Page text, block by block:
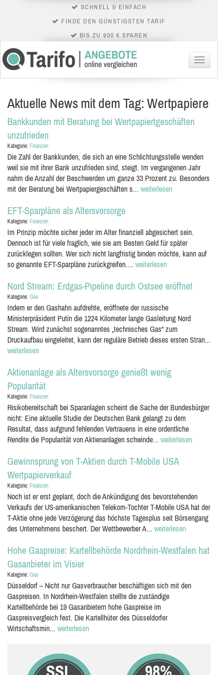
SCHNELL & EINFACH
FINDE DEN GÜNSTIGSTEN TARIF
BIS ZU 900 € SPAREN
Menü
Aktuelle News mit dem Tag: Wertpapiere
Bankkunden mit Beratung bei Wertpapiertgeschäften
unzufrieden
Kategorie: Finanzen
Die Zahl der Bankkunden, die sich an eine Schlichtungsstelle wenden
weil sie mit ihrer Bank unzufrieden sind, steigt. Im vergangenen Jahr
nahm die Anzahl der Beschwerden um ganze 33 Prozent zu. Besonders
mit der Beratung bei Wertpapiergeschäften s... weiterlesen
EFT-Sparpläne als Altersvorsorge
Kategorie: Finanzen
Im Prinzip möchte sicher jeder im Alter finanziell abgesichert sein.
Dennoch ist für viele fraglich, wie sie am Besten Geld für später
zurücklegen sollten. Wer sich nicht langfristig binden möchte, kann auf
so genannte EFT-Sparpläne zurückgreifen.... weiterlesen
Nord Stream: Erdgas-Pipeline durch Ostsee eröffnet
Kategorie: Gas
Indem er den Gashahn aufdrehte, eröffnete der russische
Ministerpräsident Putin die 1224 Kilometer lange Gasleitung Nord
Stream. Wird zunächst sogenanntes „technisches Gas“ zum
Druckaufbau eingeleitet, kann der reguläre Betrieb dieses ersten Stran...
weiterlesen
Aktienanlage als Altersvorsorge genießt wenig
Popularität
Kategorie: Finanzen
Risikobereitschaft bei Sparanlagen scheint die Sache der Bundesbürger
nicht: Eine aktuelle Studie der Deutschen Bank gelangt zu dem
Resultat, dass aufgrund fehlenden Vertrauens in eine ordentliche
Rendite die Popularität von Aktienanlagen schwinde... weiterlesen
Gewinnsprung von T-Aktien durch T-Mobile USA
Wertpapierverkauf
Kategorie: Finanzen
Noch ist er erst geplant, doch die Ankündigung des bevorstehenden
Verkaufs der US-amerikanischen Telekom-Tochter T-Mobile USA hat der
T-Aktie ohne jede Verzögerung das höchste Tagesplus seit Börsengang
des Unternehmens beschert. Der Wettbewerber A... weiterlesen
Hohe Gaspreise: Kartellbehörde Nordrhein-Westfalen hat
Gasanbieter im Visier
Kategorie: Gas
Düsseldorf – Nicht nur Gasverbraucher beschäftigen sich mit den
Gaspreisen. In Nordrhein-Westfalen stellte die zuständige
Kartellbehörde bei 19 Gasanbietern hohe Gaspreise im
Gaspreisvergleich fest. Die Kartellhüter des Düsseldorfer
Wirtschaftsmin... weiterlesen